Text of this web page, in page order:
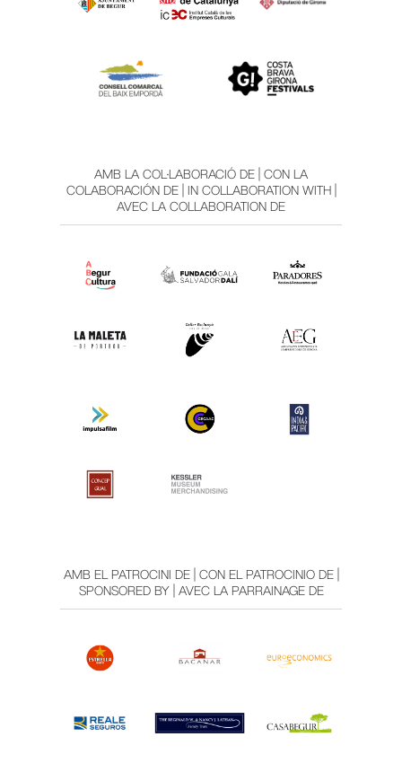
AMB LA COL·LABORACIÓ DE | CON LA
COLABORACIÓN DE | IN COLLABORATION WITH |
AVEC LA COLLABORATION DE
AMB EL PATROCINI DE | CON EL PATROCINIO DE |
SPONSORED BY | AVEC LA PARRAINAGE DE